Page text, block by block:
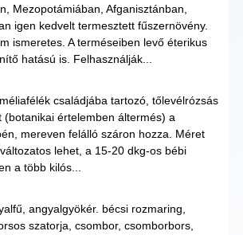
Mezopotámiában, Afganisztánban,
igen kedvelt termesztett fűszernövény.
ismeretes. A terméseiben levő éterikus
hatású is. Felhasználják...
családjába tartozó, tőlevélrózsás
(botanikai értelemben áltermés) a
mereven felálló száron hozza. Méret
lehet, a 15-20 dkg-os bébi
a több kilós...
angyalgyökér. bécsi rozmaring,
szatorja, csombor, csomborbors,